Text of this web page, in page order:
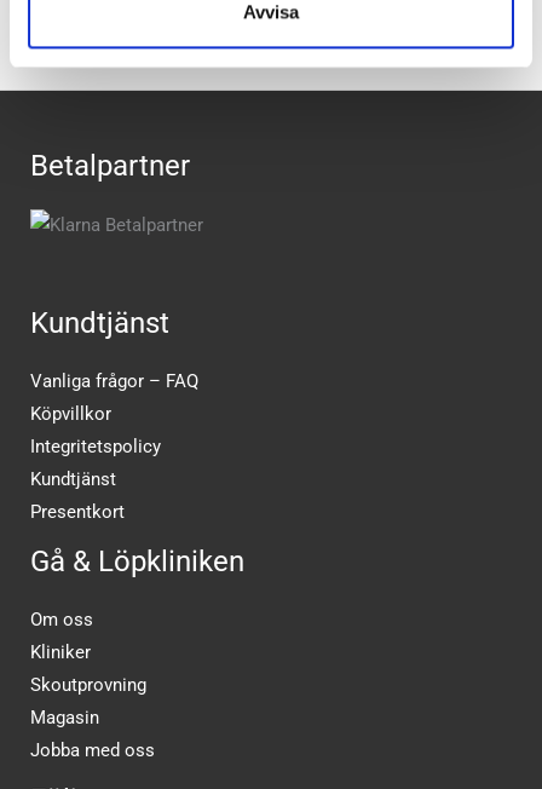
Avvisa
Betalpartner
Kundtjänst
Vanliga frågor – FAQ
Köpvillkor
Integritetspolicy
Kundtjänst
Presentkort
Gå & Löpkliniken
Om oss
Kliniker
Skoutprovning
Magasin
Jobba med oss